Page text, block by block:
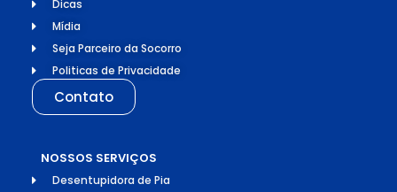
Dicas
Mídia
Seja Parceiro da Socorro
Politicas de Privacidade
Contato
NOSSOS SERVIÇOS
Desentupidora de Pia